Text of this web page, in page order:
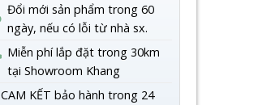
Đổi mới sản phẩm trong 60
ngày, nếu có lỗi từ nhà sx.
Miễn phí lắp đặt trong 30km
tại Showroom Khang
CAM KẾT bảo hành trong 24